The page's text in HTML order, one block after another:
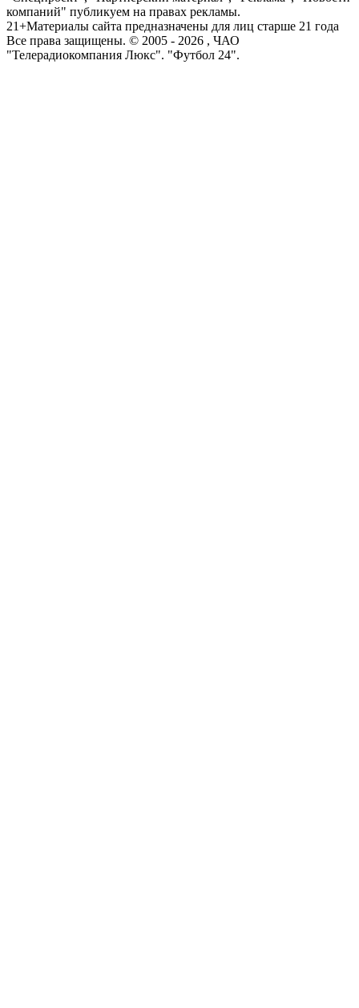
компаний" публикуем на правах рекламы.
21+Материалы сайта предназначены для лиц старше 21 года
Все права защищены. © 2005 - 2026 , ЧАО
"Телерадиокомпания Люкс". "Футбол 24".